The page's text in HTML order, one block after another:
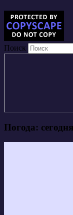
Поиск
Погода: